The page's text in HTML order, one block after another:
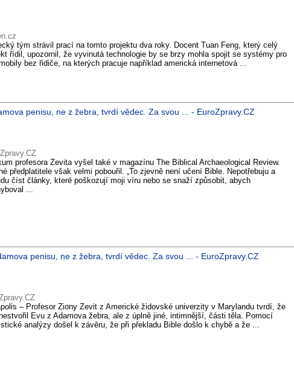
tým strávil prací na tomto projektu dva roky. Docent Tuan Feng, který celý
řídil, upozornil, že vyvinutá technologie by se brzy mohla spojit se systémy pro
bez řidiče, na kterých pracuje například americká internetová ...
penisu, ne z žebra, tvrdí vědec. Za svou ... - EuroZpravy.CZ
profesora Zevita vyšel také v magazínu The Biblical Archaeological Review.
předplatitele však velmi pobouřil. „To zjevně není učení Bible. Nepotřebuju a
číst články, které poškozují moji víru nebo se snaží způsobit, abych
...
penisu, ne z žebra, tvrdí vědec. Za svou ... - EuroZpravy.CZ
– Profesor Ziony Zevit z Americké židovské univerzity v Marylandu tvrdí, že
Evu z Adamova žebra, ale z úplně jiné, intimnější, části těla. Pomocí
analýzy došel k závěru, že při překladu Bible došlo k chybě a že ...